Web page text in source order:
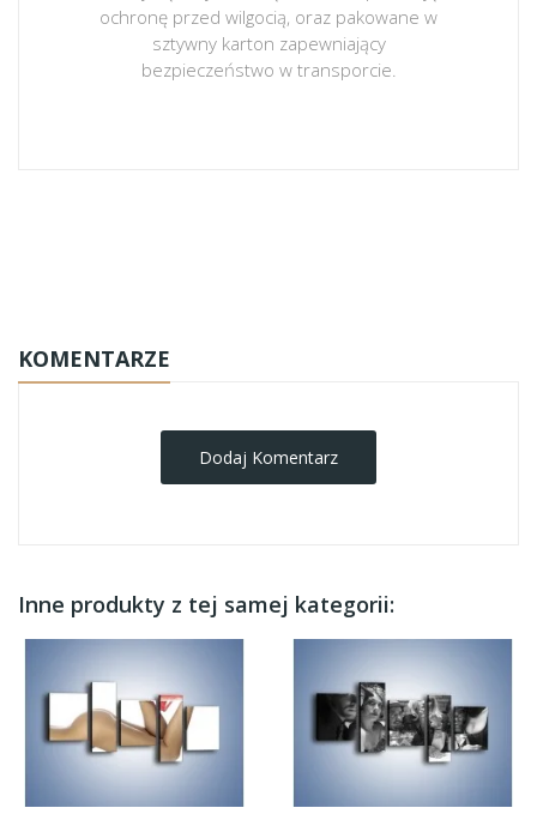
ochronę przed wilgocią, oraz pakowane w
sztywny karton zapewniający
bezpieczeństwo w transporcie.
KOMENTARZE
Dodaj Komentarz
Inne produkty z tej samej kategorii: